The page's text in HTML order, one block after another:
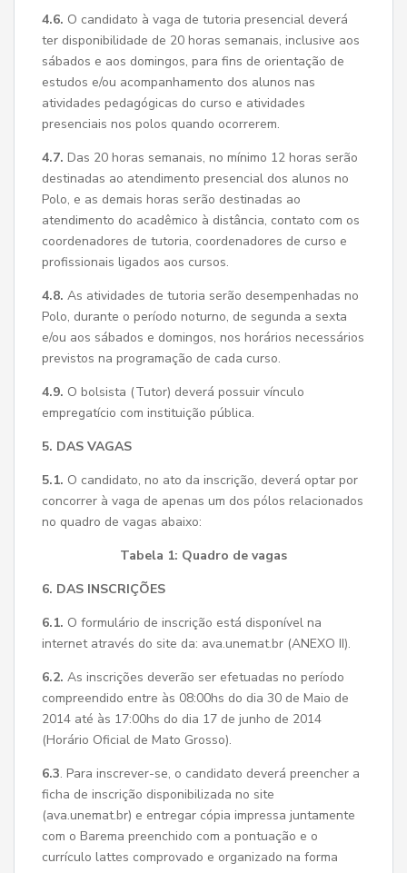
4.6. O candidato à vaga de tutoria presencial deverá
ter disponibilidade de 20 horas semanais, inclusive aos
sábados e aos domingos, para fins de orientação de
estudos e/ou acompanhamento dos alunos nas
atividades pedagógicas do curso e atividades
presenciais nos polos quando ocorrerem.
4.7. Das 20 horas semanais, no mínimo 12 horas serão
destinadas ao atendimento presencial dos alunos no
Polo, e as demais horas serão destinadas ao
atendimento do acadêmico à distância, contato com os
coordenadores de tutoria, coordenadores de curso e
profissionais ligados aos cursos.
4.8. As atividades de tutoria serão desempenhadas no
Polo, durante o período noturno, de segunda a sexta
e/ou aos sábados e domingos, nos horários necessários
previstos na programação de cada curso.
4.9. O bolsista (Tutor) deverá possuir vínculo
empregatício com instituição pública.
5. DAS VAGAS
5.1. O candidato, no ato da inscrição, deverá optar por
concorrer à vaga de apenas um dos pólos relacionados
no quadro de vagas abaixo:
Tabela 1: Quadro de vagas
6. DAS INSCRIÇÕES
6.1. O formulário de inscrição está disponível na
internet através do site da: ava.unemat.br (ANEXO II).
6.2. As inscrições deverão ser efetuadas no período
compreendido entre às 08:00hs do dia 30 de Maio de
2014 até às 17:00hs do dia 17 de junho de 2014
(Horário Oficial de Mato Grosso).
6.3. Para inscrever-se, o candidato deverá preencher a
ficha de inscrição disponibilizada no site
(ava.unemat.br) e entregar cópia impressa juntamente
com o Barema preenchido com a pontuação e o
currículo lattes comprovado e organizado na forma